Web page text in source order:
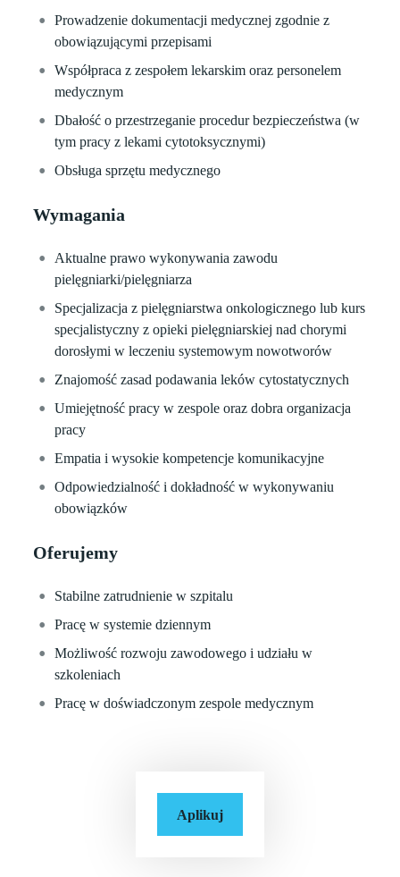
Prowadzenie dokumentacji medycznej zgodnie z
obowiązującymi przepisami
Współpraca z zespołem lekarskim oraz personelem
medycznym
Dbałość o przestrzeganie procedur bezpieczeństwa (w
tym pracy z lekami cytotoksycznymi)
Obsługa sprzętu medycznego
Wymagania
Aktualne prawo wykonywania zawodu
pielęgniarki/pielęgniarza
Specjalizacja z pielęgniarstwa onkologicznego lub kurs
specjalistyczny z opieki pielęgniarskiej nad chorymi
dorosłymi w leczeniu systemowym nowotworów
Znajomość zasad podawania leków cytostatycznych
Umiejętność pracy w zespole oraz dobra organizacja
pracy
Empatia i wysokie kompetencje komunikacyjne
Odpowiedzialność i dokładność w wykonywaniu
obowiązków
Oferujemy
Stabilne zatrudnienie w szpitalu
Pracę w systemie dziennym
Możliwość rozwoju zawodowego i udziału w
szkoleniach
Pracę w doświadczonym zespole medycznym
Aplikuj